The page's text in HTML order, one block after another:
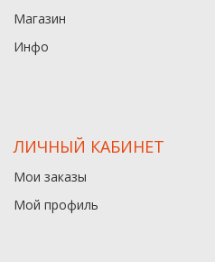
Магазин
Инфо
ЛИЧНЫЙ КАБИНЕТ
Мои заказы
Мой профиль